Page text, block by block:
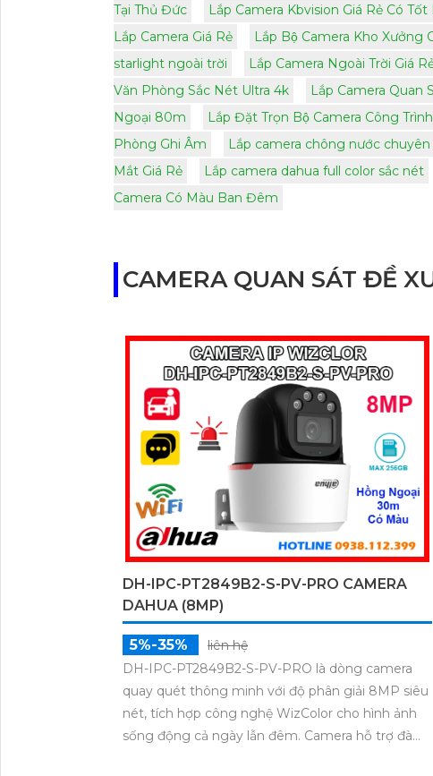
Tại Thủ Đức
Lắp Camera Kbvision Giá Rẻ Có Tốt
Lắp Camera Giá Rẻ
Lắp Bộ Camera Kho Xưởng
starlight ngoài trời
Lắp Camera Ngoài Trời Giá
Văn Phòng Sắc Nét Ultra 4k
Lắp Camera Quan
Ngoại 80m
Lắp Đặt Trọn Bộ Camera Công
Phòng Ghi Âm
Lắp camera chông nước
Mắt Giá Rẻ
Lắp camera dahua full color sắc nét
Camera Có Màu Ban Đêm
CAMERA QUAN SÁT ĐỀ
DH-IPC-PT2849B2-S-PV-PRO CAMERA
DAHUA (8MP)
5%-35%
liên hệ
DH-IPC-PT2849B2-S-PV-PRO là dòng camera
quay quét thông minh với độ phân giải 8MP siêu
nét, tích hợp công nghệ WizColor cho hình ảnh
sống động cả ngày lẫn đêm. Camera hỗ trợ đàm